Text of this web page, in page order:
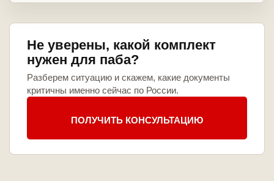
Не уверены, какой комплект
нужен для паба?
Разберем ситуацию и скажем, какие документы
критичны именно сейчас по России.
ПОЛУЧИТЬ КОНСУЛЬТАЦИЮ